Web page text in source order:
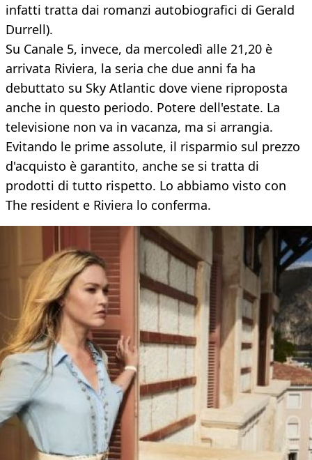
infatti tratta dai romanzi autobiografici di Gerald
Durrell).
Su Canale 5, invece, da mercoledì alle 21,20 è
arrivata Riviera, la seria che due anni fa ha
debuttato su Sky Atlantic dove viene riproposta
anche in questo periodo. Potere dell'estate. La
televisione non va in vacanza, ma si arrangia.
Evitando le prime assolute, il risparmio sul prezzo
d'acquisto è garantito, anche se si tratta di
prodotti di tutto rispetto. Lo abbiamo visto con
The resident e Riviera lo conferma.